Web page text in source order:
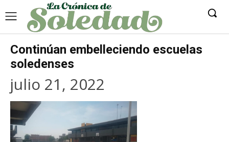
Continúan embelleciendo escuelas
soledenses
julio 21, 2022